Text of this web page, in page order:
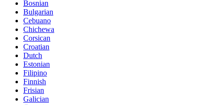
Bosnian
Bulgarian
Cebuano
Chichewa
Corsican
Croatian
Dutch
Estonian
Filipino
Finnish
Frisian
Galician